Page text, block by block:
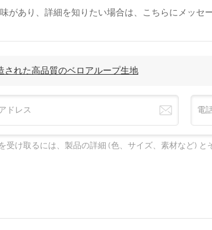
があり、詳細を知りたい場合は、こちらにメッ
された高品質のベロアループ生地